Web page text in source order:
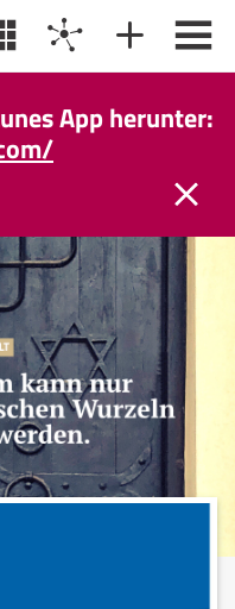
App herunter: